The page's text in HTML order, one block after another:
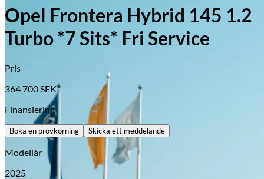
Opel Frontera Hybrid 145 1.2
Turbo *7 Sits* Fri Service
Pris
364 700 SEK
Finansiering
Boka en provkörning Skicka ett meddelande
Modellår
2025